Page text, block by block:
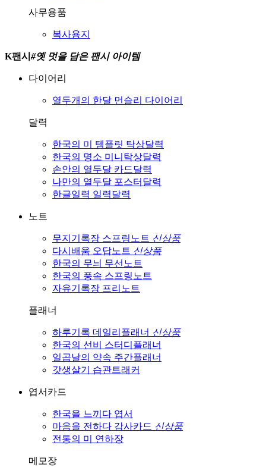
사무용품
복사용지
K팬시 #옛 멋을 담은 팬시 아이템
다이어리
열두개의 한달 먼슬리 다이어리
달력
한국의 미
템플릿 탁상달력
한국의 명소 미니탁상달력
손안의 열두달 카드달력
나만의 열두달 포스터달력
한글일력 일력달력
노트
무지기록장 스프링노트 신상품
다시배움 오답노트 신상품
한국의 무늬 무선노트
한국의 풍속 스프링노트
자유기록장 프리노트
플래너
하루기록 데일리플래너 신상품
한국의 선비
스터디플래너
일곱날의 약속 주간플래너
갓생살기
습관트래커
엽서카드
한국을 느끼다 엽서
마음을 전하다 감사카드 신상품
전통의 미
연하장
메모장